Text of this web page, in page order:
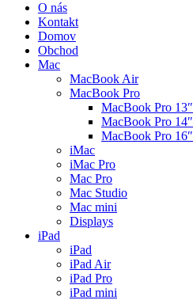
O nás
Kontakt
Domov
Obchod
Mac
MacBook Air
MacBook Pro
MacBook Pro 13″
MacBook Pro 14″
MacBook Pro 16″
iMac
iMac Pro
Mac Pro
Mac Studio
Mac mini
Displays
iPad
iPad
iPad Air
iPad Pro
iPad mini